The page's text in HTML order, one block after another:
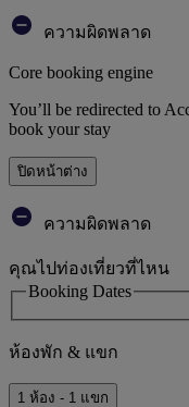
ความผิดพลาด
Core booking engine
You’ll be redirected to
book your stay
ปิดหน้าต่าง
ความผิดพลาด
คุณไปท่องเที่ยวที่ไหน
Booking Dates
ห้องพัก & แขก
1 ห้อง - 1 แขก